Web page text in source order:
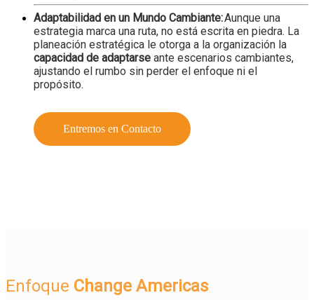
Adaptabilidad en un Mundo Cambiante:Aunque una
estrategia marca una ruta, no está escrita en piedra. La
planeación estratégica le otorga a la organización la
capacidad de adaptarse ante escenarios cambiantes,
ajustando el rumbo sin perder el enfoque ni el
propósito.
Entremos en Contacto
Enfoque Change Americas